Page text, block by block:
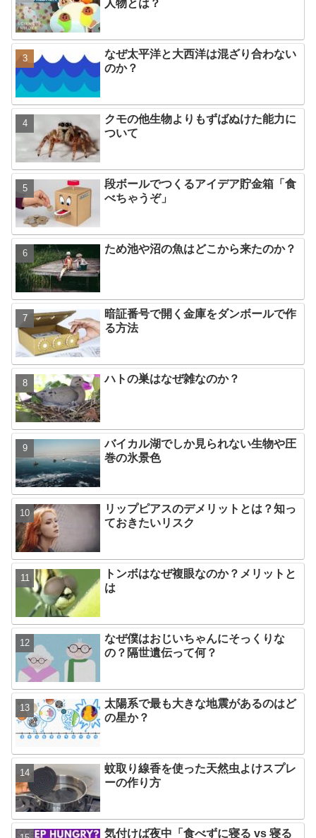
人物とは？
なぜ太平洋と大西洋は混ざり合わない
のか？
クモの他生物よりもずばぬけた能力に
ついて
段ボールでつくるアイデア貯金箱「食
べちゃうぞ」
ため池や沼の魚はどこから来たのか？
暗証番号で開く金庫をダンボールで作
る方法
ハトの巣はなぜ雑なのか？
バイカル湖でしか見られない生物や圧
巻の氷景色
リップピアスのデメリットとは？知っ
ておきたいリスク
トンボはなぜ複眼なのか？メリットと
は
なぜ僕はおじいちゃんにそっくりな
の？隔世遺伝って何？
太陽系で最も大きな地震があるのはど
の星か？
蚊取り線香を使った天然虫よけスプレ
ーの作り方
気付けば夜中「食べずに寝る vs 寝る